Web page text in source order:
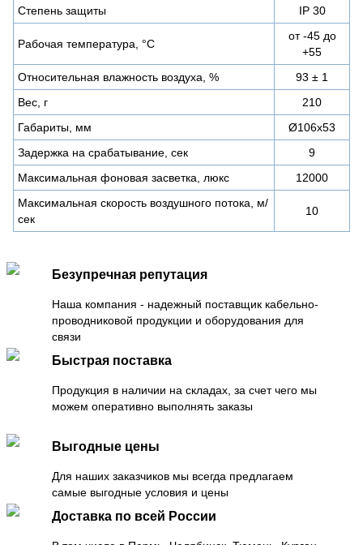
Степень защиты
IP 30
Рабочая температура, °С
от -45 до
+55
Относительная влажность воздуха, %
93 ± 1
Вес, г
210
Габариты, мм
Ø106х53
Задержка на срабатывание, сек
9
Максимальная фоновая засветка, люкс
12000
Максимальная скорость воздушного потока, м/
сек
10
Безупречная репутация
Наша компания - надежный поставщик кабельно-
проводниковой продукции и оборудования для
связи
Быстрая поставка
Продукция в наличии на складах, за счет чего мы
можем оперативно выполнять заказы
Выгодные цены
Для наших заказчиков мы всегда предлагаем
самые выгодные условия и цены
Доставка по всей России